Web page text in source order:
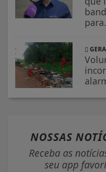
NOSSAS
Receba as
seu app